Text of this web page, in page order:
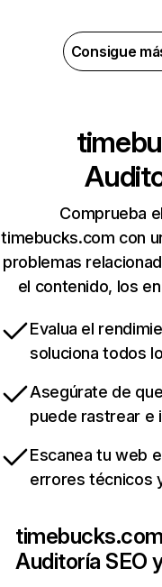
Consigue
Comprueba
timebucks.com con
problemas
el contenido, los
Evalua el
soluciona todos
Asegúrate de
puede rastrear e
Escanea tu web
errores técnicos
timebucks.com
Auditoría SEO